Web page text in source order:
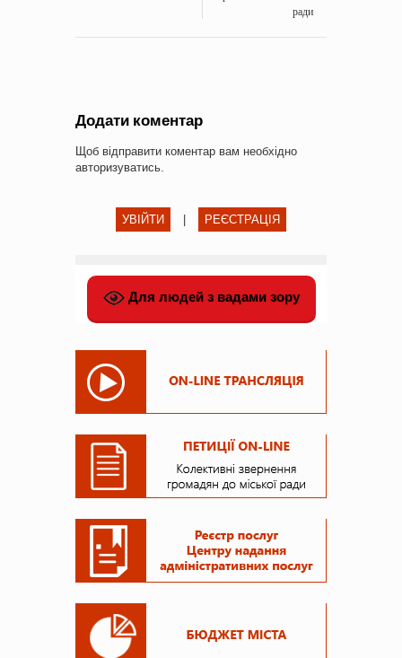
ради
Додати коментар
Щоб відправити коментар вам необхідно
авторизуватись.
УВІЙТИ РЕЄСТРАЦІЯ
Для людей з вадами зору